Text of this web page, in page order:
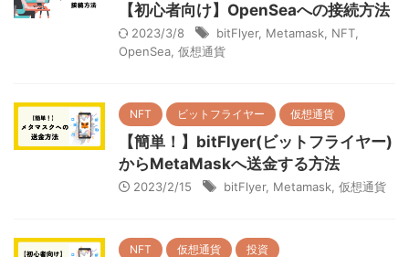
【初心者向け】OpenSeaへの接続方法
2023/3/8 bitFlyer, Metamask NFT
OpenSea 仮想通貨
NFT ビットフライヤー 仮想通貨
【簡単！】bitFlyer(ビットフライヤー)
からMetaMaskへ送金する方法
2023/2/15 bitFlyer, Metamask 仮想通貨
NFT 仮想通貨 投資